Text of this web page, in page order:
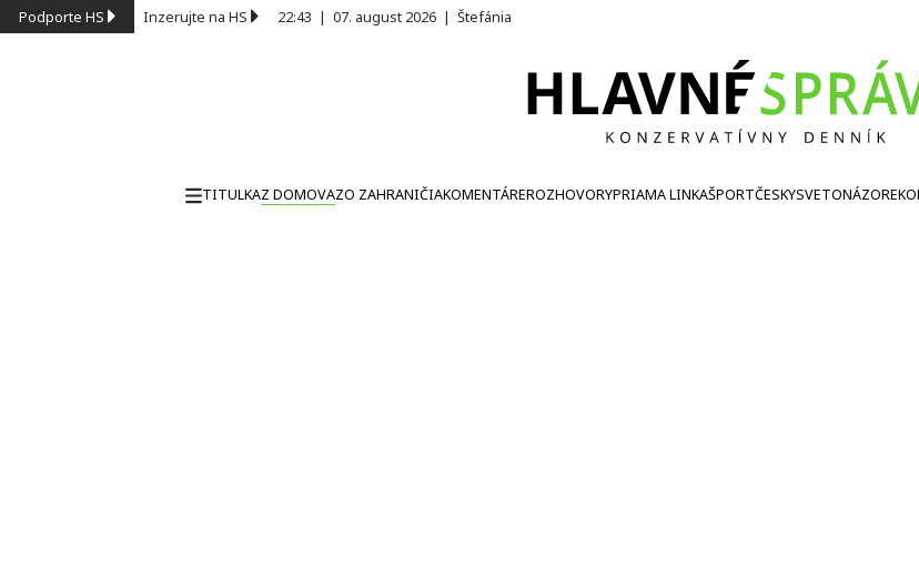
Podporte HS Inzerujte na HS 22:43 | 07. august 2026 | Štefánia
TITULKAZ DOMOVAZO ZAHRANIČIAKOMENTÁREROZHOVORYPRIAMA LINKAŠPORTČESKYSVETONÁZOR